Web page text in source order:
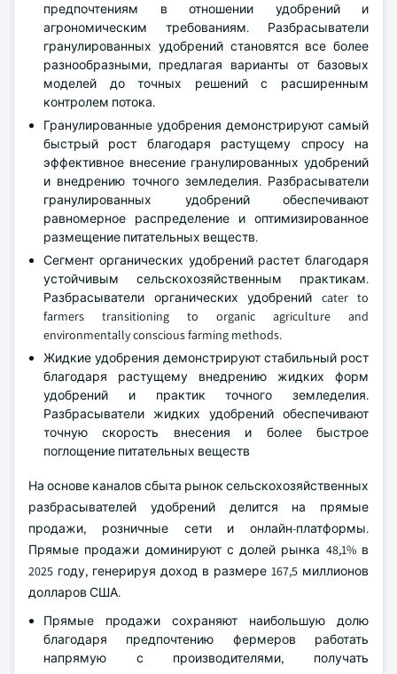
предпочтениям в отношении удобрений и
агрономическим требованиям. Разбрасыватели
гранулированных удобрений становятся все более
разнообразными, предлагая варианты от базовых
моделей до точных решений с расширенным
контролем потока.
Гранулированные удобрения демонстрируют самый
быстрый рост благодаря растущему спросу на
эффективное внесение гранулированных удобрений
и внедрению точного земледелия. Разбрасыватели
гранулированных удобрений обеспечивают
равномерное распределение и оптимизированное
размещение питательных веществ.
Сегмент органических удобрений растет благодаря
устойчивым сельскохозяйственным практикам.
Разбрасыватели органических удобрений cater to
farmers transitioning to organic agriculture and
environmentally conscious farming methods.
Жидкие удобрения демонстрируют стабильный рост
благодаря растущему внедрению жидких форм
удобрений и практик точного земледелия.
Разбрасыватели жидких удобрений обеспечивают
точную скорость внесения и более быстрое
поглощение питательных веществ
На основе каналов сбыта рынок сельскохозяйственных
разбрасывателей удобрений делится на прямые
продажи, розничные сети и онлайн-платформы.
Прямые продажи доминируют с долей рынка 48,1% в
2025 году, генерируя доход в размере 167,5 миллионов
долларов США.
Прямые продажи сохраняют наибольшую долю
благодаря предпочтению фермеров работать
напрямую с производителями, получать